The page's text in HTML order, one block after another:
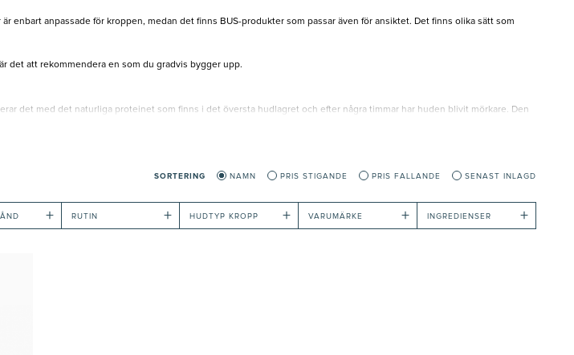
enbart anpassade för kroppen, medan det finns BUS-produkter som passar även för ansiktet. Det finns olika sätt som
det att rekommendera en som du gradvis bygger upp.
det med det naturliga proteinet som finns i det översta hudlagret och efter några timmar har huden blivit mörkare. Den
utan sol appliceras. Efter exfolieringen smörjs huden in för att motverka att färgen suger åt sig ojämnt. Torr hud drar
SORTERING NAMN PRIS STIGANDE PRIS FALLANDE SENAST INLAGD
+ RUTIN + HUDTYP KROPP + VARUMÄRKE + INGREDIENSER +